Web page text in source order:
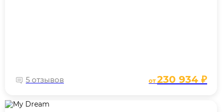
5 отзывов от230 934 ₽